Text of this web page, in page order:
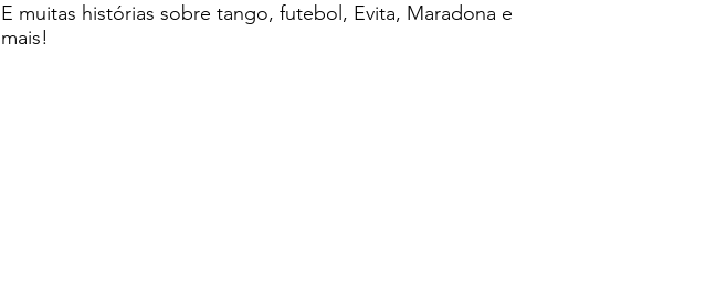
E muitas histórias sobre tango, futebol, Evita, Maradona e
mais!